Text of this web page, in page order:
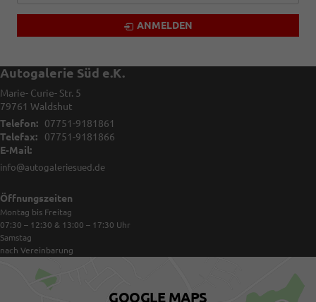
ANMELDEN
Autogalerie Süd e.K.
Marie- Curie- Str. 5
79761 Waldshut
Telefon:
07751-9181861
Telefax:
07751-9181866
E-Mail:
info@autogaleriesued.de
Öffnungszeiten
Montag bis Freitag
07:30 – 12:30 & 13:00 – 17:30 Uhr
Samstag
nach Vereinbarung
GOOGLE MAPS